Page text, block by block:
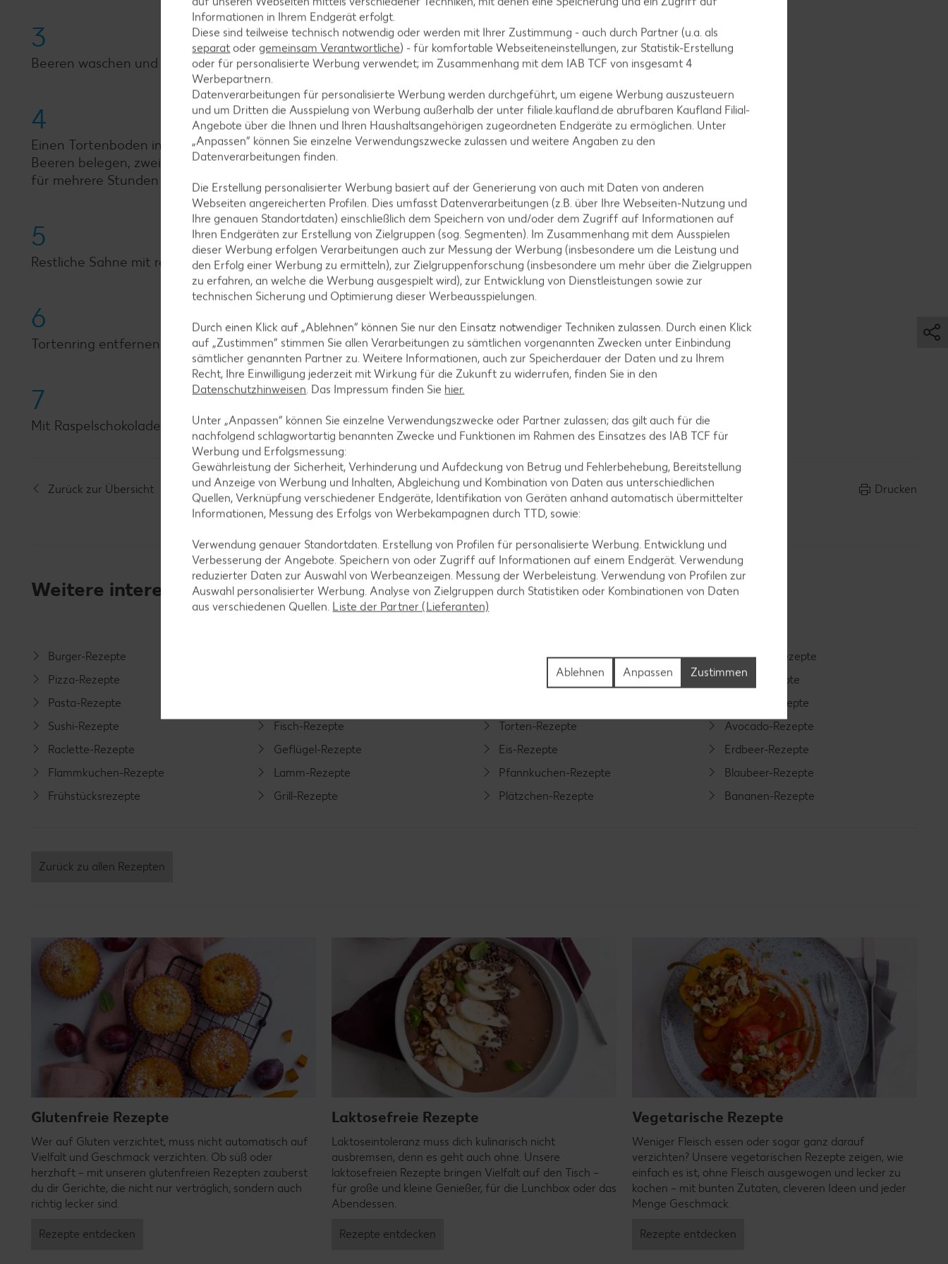
3
Beeren waschen und trocken tupfen.
4
Einen Tortenboden in einen Tortenring geben und mit einer Cremeschicht bestreichen und mit einigen
Beeren belegen, zweiten Boden auflegen und Schichtung wiederholen. Dritten Boden auflegen und Torte
für mehrere Stunden in den Kühlschrank stellen.
5
Restliche Sahne mit restlichem San Apart und restlichem Puderzucker verrühren und auf die Torte streichen.
6
Tortenring entfernen und restliche Beeren obenauf geben.
7
Mit Raspelschokolade und nach Wunsch mit Zitronenmelisse garniert servieren.
Zurück zur Übersicht Drucken
Weitere interessante Rezeptkategorien
Burger-Rezepte
Pizza-Rezepte
Pasta-Rezepte
Sushi-Rezepte
Raclette-Rezepte
Flammkuchen-Rezepte
Frühstücksrezepte
Fisch-Rezepte
Geflügel-Rezepte
Lamm-Rezepte
Grill-Rezepte
Muffin-Rezepte
Apfelkuchen-Rezepte
Torten-Rezepte
Eis-Rezepte
Pfannkuchen-Rezepte
Plätzchen-Rezepte
Smoothie-Rezepte
Bowle-Rezepte
Cocktail-Rezepte
Avocado-Rezepte
Erdbeer-Rezepte
Blaubeer-Rezepte
Bananen-Rezepte
Zurück zu allen Rezepten
Glutenfreie Rezepte
Wer auf Gluten verzichtet, muss nicht automatisch auf
Vielfalt und Geschmack verzichten. Ob süß oder
herzhaft – mit unseren glutenfreien Rezepten zauberst
du dir Gerichte, die nicht nur verträglich, sondern auch
richtig lecker sind.
Rezepte entdecken
Laktosefreie Rezepte
Laktoseintoleranz muss dich kulinarisch nicht
ausbremsen, denn es geht auch ohne. Unsere
laktosefreien Rezepte bringen Vielfalt auf den Tisch –
für große und kleine Genießer, für die Lunchbox oder das
Abendessen.
Rezepte entdecken
Vegetarische Rezepte
Weniger Fleisch essen oder sogar ganz darauf
verzichten? Unsere vegetarischen Rezepte zeigen, wie
einfach es ist, ohne Fleisch ausgewogen und lecker zu
kochen – mit bunten Zutaten, cleveren Ideen und jeder
Menge Geschmack.
Rezepte entdecken
Informationen in Ihrem Endgerät erfolgt.
Diese sind teilweise technisch notwendig oder werden mit Ihrer Zustimmung - auch durch Partner (u.a. als
separat oder gemeinsam Verantwortliche) - für komfortable Webseiteneinstellungen, zur Statistik-Erstellung
oder für personalisierte Werbung verwendet; im Zusammenhang mit dem IAB TCF von insgesamt4
Werbepartnern.
Datenverarbeitungen für personalisierte Werbung werden durchgeführt, um eigene Werbung auszusteuern
und um Dritten die Ausspielung von Werbung außerhalb der unter filiale.kaufland.de abrufbaren Kaufland Filial-
Angebote über die Ihnen und Ihren Haushaltsangehörigen zugeordneten Endgeräte zu ermöglichen. Unter
„Anpassen“ können Sie einzelne Verwendungszwecke zulassen und weitere Angaben zu den
Datenverarbeitungen finden.
Die Erstellung personalisierter Werbung basiert auf der Generierung von auch mit Daten von anderen
Webseiten angereicherten Profilen. Dies umfasst Datenverarbeitungen (z.B. über Ihre Webseiten-Nutzung und
Ihre genauen Standortdaten) einschließlich dem Speichern von und/oder dem Zugriff auf Informationen auf
Ihren Endgeräten zur Erstellung von Zielgruppen (sog. Segmenten). Im Zusammenhang mit dem Ausspielen
dieser Werbung erfolgen Verarbeitungen auch zur Messung der Werbung (insbesondere um die Leistung und
den Erfolg einer Werbung zu ermitteln), zur Zielgruppenforschung (insbesondere um mehr über die Zielgruppen
zu erfahren, an welche die Werbung ausgespielt wird), zur Entwicklung von Dienstleistungen sowie zur
technischen Sicherung und Optimierung dieser Werbeausspielungen.
Durch einen Klick auf „Ablehnen“ können Sie nur den Einsatz notwendiger Techniken zulassen. Durch einen Klick
auf „Zustimmen“ stimmen Sie allen Verarbeitungen zu sämtlichen vorgenannten Zwecken unter Einbindung
sämtlicher genannten Partner zu. Weitere Informationen, auch zur Speicherdauer der Daten und zu Ihrem
Recht, Ihre Einwilligung jederzeit mit Wirkung für die Zukunft zu widerrufen, finden Sie in den
Datenschutzhinweisen. Das Impressum finden Sie hier.
Unter „Anpassen“ können Sie einzelne Verwendungszwecke oder Partner zulassen; das gilt auch für die
nachfolgend schlagwortartig benannten Zwecke und Funktionen im Rahmen des Einsatzes des IAB TCF für
Werbung und Erfolgsmessung:
Gewährleistung der Sicherheit, Verhinderung und Aufdeckung von Betrug und Fehlerbehebung, Bereitstellung
und Anzeige von Werbung und Inhalten, Abgleichung und Kombination von Daten aus unterschiedlichen
Quellen, Verknüpfung verschiedener Endgeräte, Identifikation von Geräten anhand automatisch übermittelter
Informationen, Messung des Erfolgs von Werbekampagnen durch TTD, sowie:
Verwendung genauer Standortdaten. Erstellung von Profilen für personalisierte Werbung. Entwicklung und
Verbesserung der Angebote. Speichern von oder Zugriff auf Informationen auf einem Endgerät. Verwendung
reduzierter Daten zur Auswahl von Werbeanzeigen. Messung der Werbeleistung. Verwendung von Profilen zur
Auswahl personalisierter Werbung. Analyse von Zielgruppen durch Statistiken oder Kombinationen von Daten
aus verschiedenen Quellen. Liste der Partner (Lieferanten)
Zustimmen
Anpassen
Ablehnen